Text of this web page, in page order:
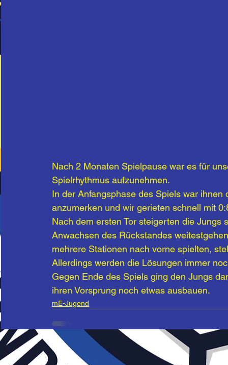
Nach 2 Monaten Spielpause war es für
Spielrhythmus aufzunehmen.
In der Anfangsphase des Spiels war
anzumerken und wir gerieten schnell mit
Nach dem ersten Tor steigerten die
Anwachsen des Rückstandes
mehrere Stationen nach vorne spielten,
Allerdings werden die Lösungen immer
Gegen Ende des Spiels ging den Jungs
ihren Vorsprung noch etwas ausbauen.
mE-Jugend